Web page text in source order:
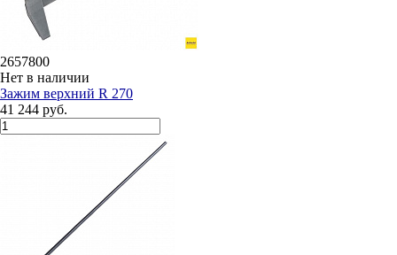
2657800
Нет в наличии
Зажим верхний R 270
41 244 руб.